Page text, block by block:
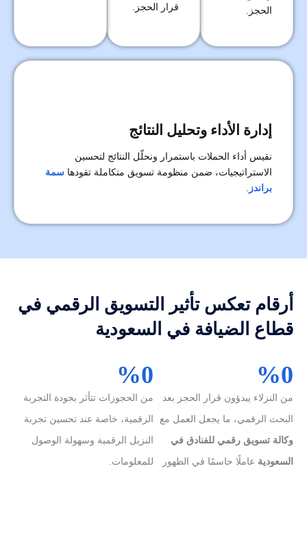
الحجز.
قرار الحجز.
إدارة الأداء وتحليل النتائج
نقيس أداء الحملات باستمرار ونحلّل النتائج لتحسين
الاستراتيجيات، ضمن منظومة تسويق متكاملة تقودها سمة
براندز
أرقام تعكس تأثير التسويق الرقمي في
قطاع الضيافة في السعودية
0
%
من النزلاء يبدؤون قرار الحجز بعد
البحث الرقمي، ما يجعل العمل مع
وكالة تسويق رقمي للفنادق في
السعودية عاملًا حاسمًا في الظهور
0
%
من الحجوزات تتأثر بجودة التجربة
الرقمية، خاصة عند تحسين تجربة
النزيل الرقمية وسهولة الوصول
للمعلومات.